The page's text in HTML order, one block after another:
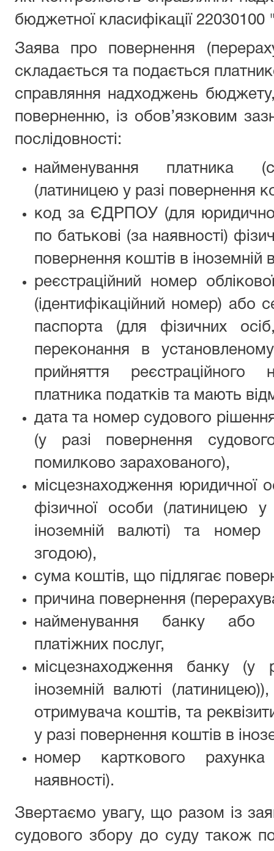
бюджетної класифікації
Заява про повернення
складається та подається
справляння надходжень
поверненню, із обов’язковим
послідовності:
найменування платника
(латиницею у разі повернення
код за ЄДРПОУ (для
по батькові (за наявності)
повернення коштів в іноземній
реєстраційний номер
(ідентифікаційний номер) або
паспорта (для фізичних
переконання в
прийняття реєстраційного
платника податків та мають
дата та номер судового
(у разі повернення
помилково зарахованого),
місцезнаходження юридичної
фізичної особи (латиницею
іноземній валюті) та номер
згодою),
сума коштів, що підлягає
причина повернення
найменування банку або
платіжних послуг,
місцезнаходження банку (у
іноземній валюті
отримувача коштів, та
у разі повернення коштів в
номер карткового
наявності).
Звертаємо увагу, що разом із
судового збору до суду також